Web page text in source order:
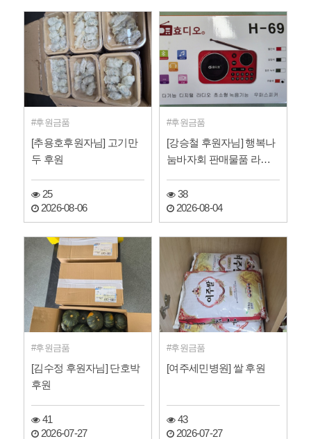
후원금품
[추용호후원자님] 고기만
두 후원
25
2026-08-06
후원금품
[강승철 후원자님] 행복나
눔바자회 판매물품 라디
38
2026-08-04
후원금품
[김수정 후원자님] 단호박
후원
41
2026-07-27
후원금품
[여주세민병원] 쌀 후원
43
2026-07-27